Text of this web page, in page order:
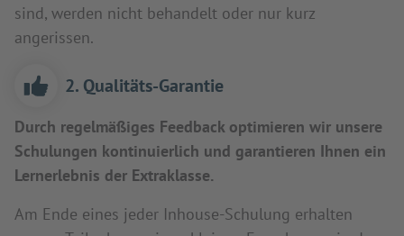
sind, werden nicht behandelt oder nur kurz
angerissen.
2. Qualitäts-Garantie
Durch regelmäßiges Feedback optimieren wir unsere
Schulungen kontinuierlich und garantieren Ihnen ein
Lernerlebnis der Extraklasse.
Am Ende eines jeder Inhouse-Schulung erhalten